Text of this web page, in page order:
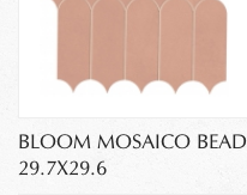
BLOOM MOSAICO BEAD
29.7X29.6